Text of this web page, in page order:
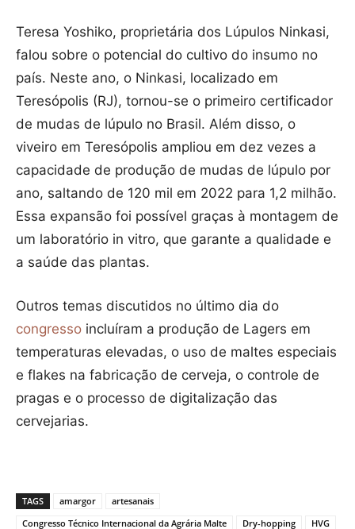
Teresa Yoshiko, proprietária dos Lúpulos Ninkasi,
falou sobre o potencial do cultivo do insumo no
país. Neste ano, o Ninkasi, localizado em
Teresópolis (RJ), tornou-se o primeiro certificador
de mudas de lúpulo no Brasil. Além disso, o
viveiro em Teresópolis ampliou em dez vezes a
capacidade de produção de mudas de lúpulo por
ano, saltando de 120 mil em 2022 para 1,2 milhão.
Essa expansão foi possível graças à montagem de
um laboratório in vitro, que garante a qualidade e
a saúde das plantas.
Outros temas discutidos no último dia do
congresso incluíram a produção de Lagers em
temperaturas elevadas, o uso de maltes especiais
e flakes na fabricação de cerveja, o controle de
pragas e o processo de digitalização das
cervejarias.
TAGS amargor
artesanais
Congresso Técnico Internacional da Agrária Malte
Dry-hopping HVG